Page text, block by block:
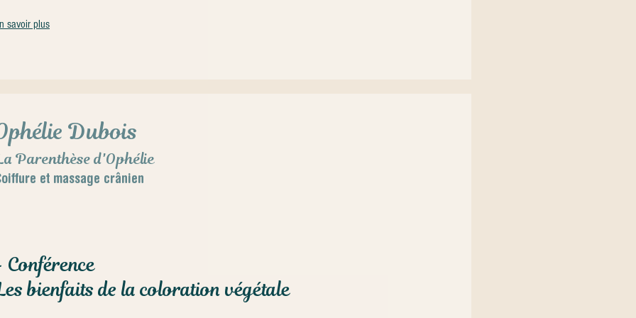
savoir plus
Dubois
Parenthèse d'Ophélie
et massage crânien
Conférence
bienfaits de la coloration végétale